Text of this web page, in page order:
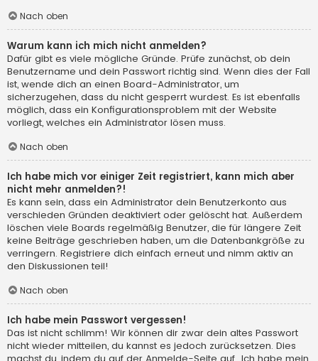
Nach oben
Warum kann ich mich nicht anmelden?
Dafür gibt es viele mögliche Gründe. Prüfe zunächst, ob dein
Benutzername und dein Passwort richtig sind. Wenn dies der Fall
ist, wende dich an einen Board-Administrator, um
sicherzugehen, dass du nicht gesperrt wurdest. Es ist ebenfalls
möglich, dass ein Konfigurationsproblem mit der Website
vorliegt, welches ein Administrator lösen muss.
Nach oben
Ich habe mich vor einiger Zeit registriert, kann mich aber
nicht mehr anmelden?!
Es kann sein, dass ein Administrator dein Benutzerkonto aus
verschieden Gründen deaktiviert oder gelöscht hat. Außerdem
löschen viele Boards regelmäßig Benutzer, die für längere Zeit
keine Beiträge geschrieben haben, um die Datenbankgröße zu
verringern. Registriere dich einfach erneut und nimm aktiv an
den Diskussionen teil!
Nach oben
Ich habe mein Passwort vergessen!
Das ist nicht schlimm! Wir können dir zwar dein altes Passwort
nicht wieder mitteilen, du kannst es jedoch zurücksetzen. Dies